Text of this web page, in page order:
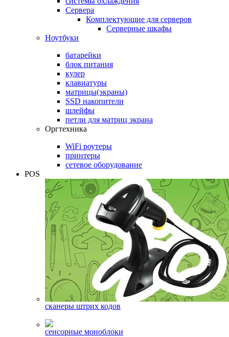
Сервера
Комплектующие для серверов
Серверные шкафы
Ноутбуки
батарейки
блок питания
кулер
клавиатуры
матрицы(экраны)
SSD накопители
шлейфы
петли для матриц экрана
Оргтехника
WiFi роутеры
принтеры
сетевое оборудование
POS
сканеры штрих кодов
сенсорные моноблоки